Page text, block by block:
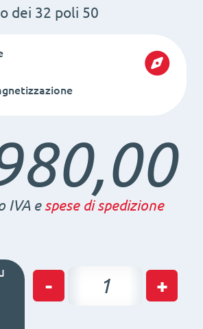
dei 32 poli 50
IVA e spese di spedizione
-
magnetico
+